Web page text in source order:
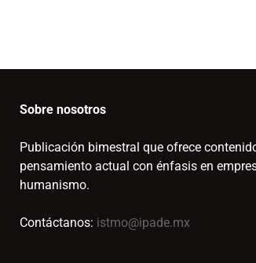
Sobre nosotros
Publicación bimestral que ofrece
pensamiento actual con énfasis en
humanismo.
Contáctanos: istmo@ipade.mx